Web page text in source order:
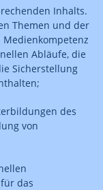
Inhalts.
Themen und der
Abläufe, die
Sicherstellung
des
von
das